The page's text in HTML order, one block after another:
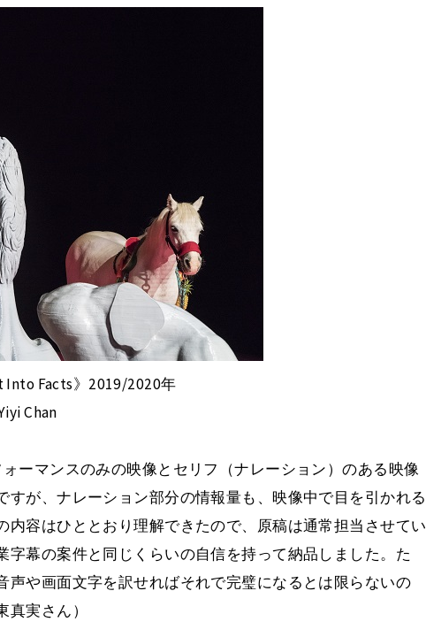
Into Facts》2019/2020年
Chan
ーマンスのみの映像とセリフ（ナレーション）のある映像
すが、ナレーション部分の情報量も、映像中で目を引かれる
容はひととおり理解できたので、原稿は通常担当させてい
字幕の案件と同じくらいの自信を持って納品しました。た
声や画面文字を訳せればそれで完璧になるとは限らないの
実さん）